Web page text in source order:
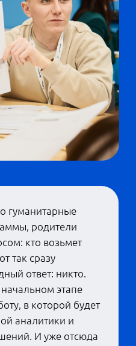
и другие
начала
и
задачи